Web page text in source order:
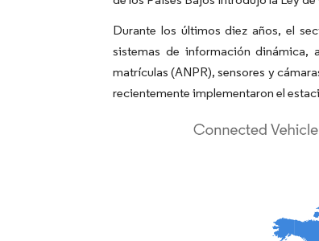
Durante los últimos diez años, el
sistemas de información dinámica,
matrículas (ANPR), sensores y
recientemente implementaron el